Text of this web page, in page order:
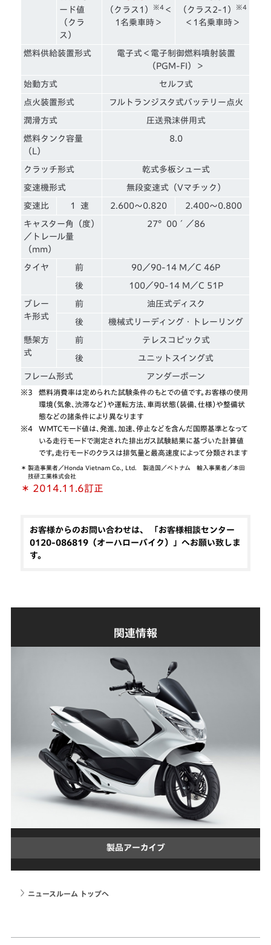
ード値
（クラ
ス）
（クラス1）
※4＜
1名乗車時＞
（クラス2-1）
※4
＜1名乗車時＞
燃料供給装置形式
電子式＜電子制御燃料噴射装置
（PGM-FI）＞
始動方式 セルフ式
点火装置形式 フルトランジスタ式バッテリー点火
潤滑方式 圧送飛沫併用式
燃料タンク容量
（L）
8.0
クラッチ形式 乾式多板シュー式
変速機形式 無段変速式（Vマチック）
変速比 1 速 2.600〜0.820 2.400〜0.800
キャスター角（度）
／トレール量
（mm）
27°00´／86
タイヤ 前 90／90-14 M／C 46P
後 100／90-14 M／C 51P
ブレー
キ形式
前 油圧式ディスク
後 機械式リーディング・トレーリング
懸架方
式
前 テレスコピック式
後 ユニットスイング式
フレーム形式 アンダーボーン
※3
燃料消費率は定められた試験条件のもとでの値です。お客様の使用
環境（気象、渋滞など）や運転方法、車両状態（装備、仕様）や整備状
態などの諸条件により異なります
※4
WMTCモード値は、発進、加速、停止などを含んだ国際基準となって
いる走行モードで測定された排出ガス試験結果に基づいた計算値
です。走行モードのクラスは排気量と最高速度によって分類されます
＊ 製造事業者／Honda Vietnam Co., Ltd. 製造国／ベトナム 輸入事業者／本田
技研工業株式会社
＊ 2014.11.6訂正
お客様からのお問い合わせは、 「お客様相談センター
0120-086819（オーハローバイク）」へお願い致しま
す。
関連情報
製品アーカイブ
ニュースルーム トップへ